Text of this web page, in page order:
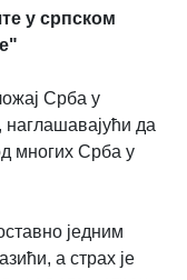
у српском
Срба у
наглашавајући да
многих Срба у
једним
а страх је